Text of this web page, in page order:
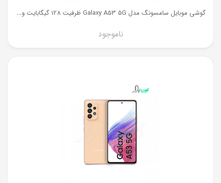
گ
وشی موبایل سامسونگ مدل Galaxy A53 5G ظرفیت 128 گیگابایت و رم 6 گیگ
ناموجود